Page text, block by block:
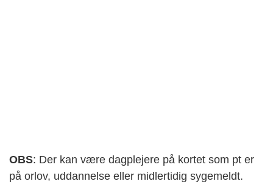
OBS: Der kan være dagplejere på kortet som pt er
på orlov, uddannelse eller midlertidig sygemeldt.